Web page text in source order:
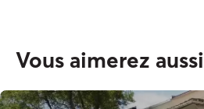
Vous aimerez aussi